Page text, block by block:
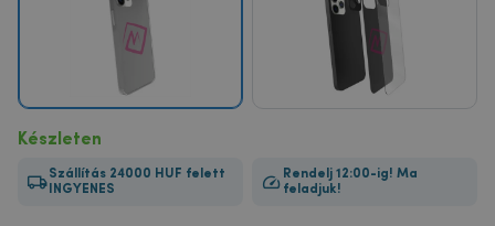
Készleten
Szállítás 24000 HUF felett
INGYENES
Rendelj 12:00-ig! Ma
feladjuk!